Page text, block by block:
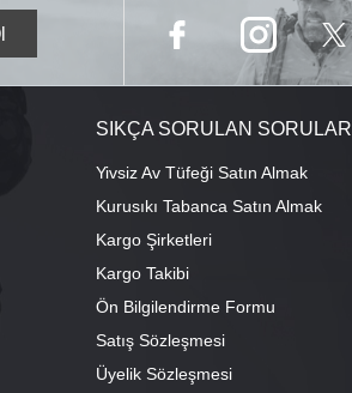
SIKÇA SORULAN SORULAR
Yivsiz Av Tüfeği Satın Almak
Kurusıkı Tabanca Satın Almak
Kargo Şirketleri
Kargo Takibi
Ön Bilgilendirme Formu
Satış Sözleşmesi
Üyelik Sözleşmesi